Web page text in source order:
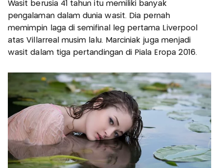
Wasit berusia 41 tahun itu memiliki banyak
pengalaman dalam dunia wasit. Dia pernah
memimpin laga di semifinal leg pertama Liverpool
atas Villarreal musim lalu. Marciniak juga menjadi
wasit dalam tiga pertandingan di Piala Eropa 2016.